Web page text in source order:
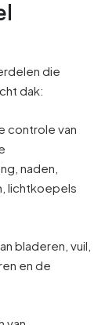
die
dak:
controle van
naden,
lichtkoepels
bladeren, vuil,
en de